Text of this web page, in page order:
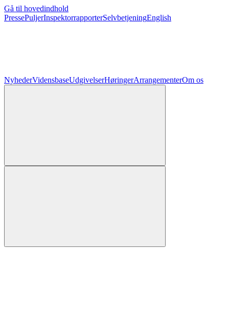
Gå til hovedindhold
PressePuljerInspektorrapporterSelvbetjeningEnglish
NyhederVidensbaseUdgivelserHøringerArrangementerOm os